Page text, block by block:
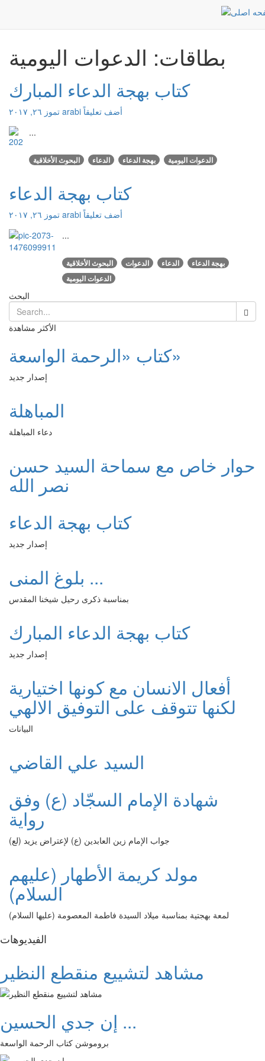
بطاقات: الدعوات اليومية
كتاب بهجة الدعاء المبارك
arabiأضف تعليقاً
...
البحوث الأخلاقية الدعاء بهجة الدعاء الدعوات اليومية
كتاب بهجة الدعاء
arabiأضف تعليقاً
...
البحوث الأخلاقية الدعوات الدعاء
بهجة الدعاء
الدعوات اليومية
البحث
الأكثر مشاهدة
كتاب «الرحمة الواسعة»
إصدار جديد
المباهلة
دعاء المباهلة
حوار خاص مع سماحة السيد حسن
نصر الله
كتاب بهجة الدعاء
إصدار جديد
بلوغ المنى ...
بمناسبة ذكرى رحيل شيخنا المقدس
كتاب بهجة الدعاء المبارك
إصدار جديد
أفعال الانسان مع كونها اختيارية
لكنها تتوقف على التوفيق الالهي
البيانات
السيد علي القاضي
شهادة الإمام السجّاد (ع) وفق
رواية
جواب الإمام زين العابدين (ع) لإعتراض يزيد (لع)
مولد كريمة الأطهار (عليهم
السلام)
لمعة بهجتية بمناسبة ميلاد السيدة فاطمة المعصومة (عليها السلام)
الفیدیوهات
مشاهد لتشييع منقطع النظير
إن جدي الحسين ...
بروموشن كتاب الرحمة الواسعة